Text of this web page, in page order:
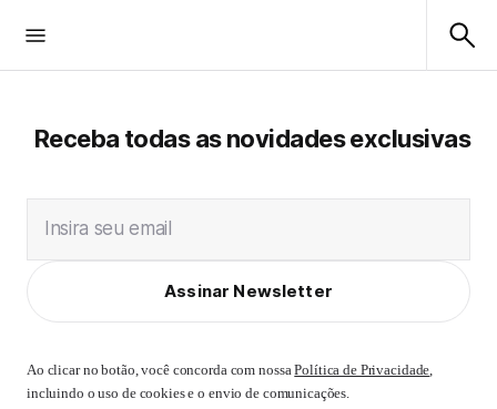
Receba todas as novidades exclusivas
Insira seu email
Assinar Newsletter
Ao clicar no botão, você concorda com nossaPolítica de Privacidade,
incluindo o uso de cookies e o envio de comunicações.